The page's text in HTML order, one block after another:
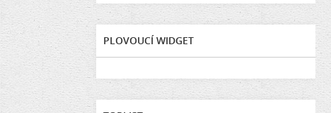
PLOVOUCÍ WIDGET